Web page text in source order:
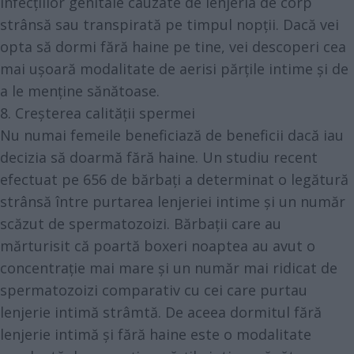
strânsă sau transpirată pe timpul nopții. Dacă vei
opta să dormi fără haine pe tine, vei descoperi cea
mai ușoară modalitate de aerisi părțile intime și de
a le menține sănătoase.
8. Creșterea calității spermei
Nu numai femeile beneficiază de beneficii dacă iau
decizia să doarmă fără haine. Un studiu recent
efectuat pe 656 de bărbați a determinat o legătură
strânsă între purtarea lenjeriei intime și un număr
scăzut de spermatozoizi. Bărbații care au
mărturisit că poartă boxeri noaptea au avut o
concentrație mai mare și un număr mai ridicat de
spermatozoizi comparativ cu cei care purtau
lenjerie intimă strâmtă. De aceea dormitul fără
lenjerie intimă și fără haine este o modalitate